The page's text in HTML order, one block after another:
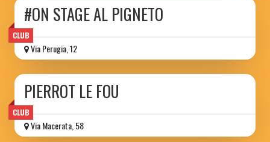
CLUB
#ON STAGE AL PIGNETO
Via Perugia, 12
CLUB
PIERROT LE FOU
Via Macerata, 58